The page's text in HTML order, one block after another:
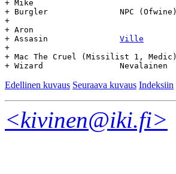
+ Mike
+ Burgler		NPC (Ofwine)	1	1	19.7	-	-
+
+ Aron
Ville
+
+ Mac The Cruel (Missilist 1, Medic)
Edellinen kuvaus Seuraava kuvaus Indeksiin
<kivinen@iki.fi>